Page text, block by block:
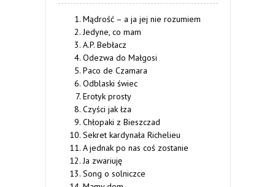
Mądrość – a ja jej nie rozumiem
Jedyne, co mam
A.P. Bebłacz
Odezwa do Małgosi
Paco de Czamara
Odblaski świec
Erotyk prosty
Czyści jak łza
Chłopaki z Bieszczad
Sekret kardynała Richelieu
A jednak po nas coś zostanie
Ja zwariuję
Song o solniczce